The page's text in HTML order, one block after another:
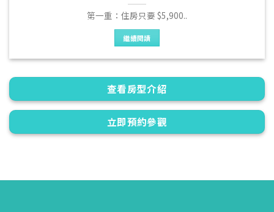
第一重：住房只要 $5,900..
繼續閱讀
查看房型介紹
立即預約參觀